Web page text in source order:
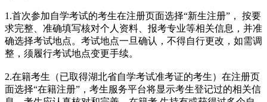
1.首次参加自学考试的考生在注册页面选择“新生注册”， 按要
求完整、准确填写核对个人资料、报考专业等相关信息，并准
确选择考试地点。考试地点一旦确认，不得自行更改，如需调
整，须履行考试地点变更手续。
2.在籍考生（已取得湖北省自学考试准考证的考生）在注册页
面选择“在籍注册”，考生服务平台将显示考生登记过的相关信